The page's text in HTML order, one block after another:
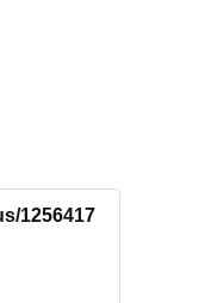
1256417